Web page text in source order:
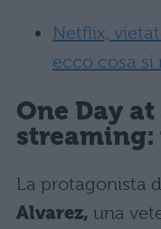
Netflix,
ecco cosa si
One Day
streaming:
La protagonista
Alvarez, una